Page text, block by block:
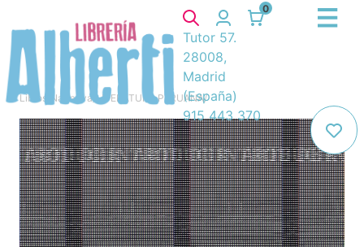
0
Tutor 57.
28008,
Madrid
(España)
915 443 370
Libros Narrativa/ LITERATURA PERUANA/